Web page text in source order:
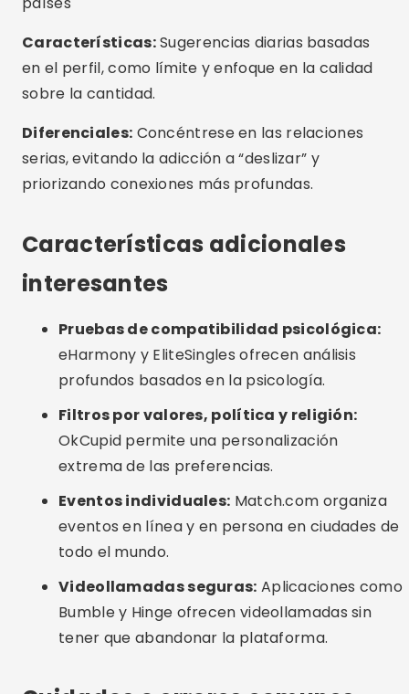
Características adicionales
interesantes
Pruebas de compatibilidad psicológica:
eHarmony y EliteSingles ofrecen análisis
profundos basados en la psicología.
Filtros por valores, política y religión:
extrema de las preferencias.
Eventos individuales:
eventos en línea y en persona en ciudades de
todo el mundo.
Videollamadas seguras:Aplicaciones como
Bumble y Hinge ofrecen videollamadas sin
tener que abandonar la plataforma.
Cuidados o errores comunes
Mentir sobre los objetivos:
Ten claro si estás
buscando matrimonio, una relación o algo a
Ignorar perfiles con poca información:
Preste atención a aquellos que completan su
perfil completamente: es una señal de